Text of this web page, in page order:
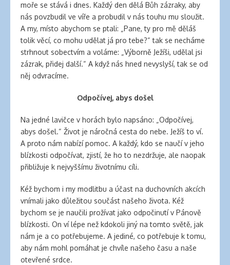
moře se stává i dnes. Každý den dělá Bůh zázraky, aby
nás povzbudil ve víře a probudil v nás touhu mu sloužit.
A my, místo abychom se ptali: „Pane, ty pro mě děláš
tolik věcí, co mohu udělat já pro tebe?“ tak se necháme
strhnout sobectvím a voláme: „Výborně Ježíši, udělal jsi
zázrak, přidej další.“ A když nás hned nevyslyší, tak se od
něj odvracíme.
Odpočívej, abys došel
Na jedné lavičce v horách bylo napsáno: „Odpočívej,
abys došel.“ Život je náročná cesta do nebe. Ježíš to ví.
A proto nám nabízí pomoc. A každý, kdo se naučí v jeho
blízkosti odpočívat, zjistí, že ho to nezdržuje, ale naopak
přibližuje k nejvyššímu životnímu cíli.
Kéž bychom i my modlitbu a účast na duchovních akcích
vnímali jako důležitou součást našeho života. Kéž
bychom se je naučili prožívat jako odpočinutí v Pánově
blízkosti. On ví lépe než kdokoli jiný na tomto světě, jak
nám je a co potřebujeme. A jediné, co potřebuje k tomu,
aby nám mohl pomáhat je chvíle našeho času a naše
otevřené srdce.